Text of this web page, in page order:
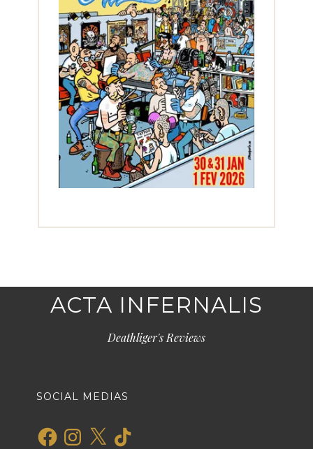
ACTA INFERNALIS
Deathliger's Reviews
SOCIAL MEDIAS
FacebookInstagram
X TikTok